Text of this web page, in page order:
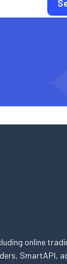
online
SmartAPI,